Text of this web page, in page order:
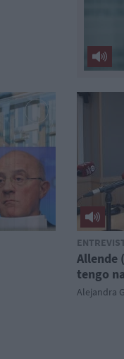
Allende
tengo
Alejandra